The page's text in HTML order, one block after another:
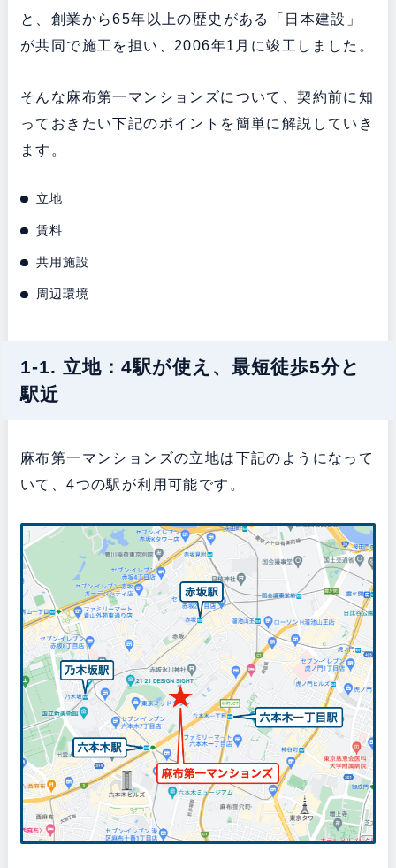
と、創業から65年以上の歴史がある「日本建設」
が共同で施工を担い、2006年1月に竣工しました。
そんな麻布第一マンションズについて、契約前に知
っておきたい下記のポイントを簡単に解説していき
ます。
立地
賃料
共用施設
周辺環境
1-1. 立地：4駅が使え、最短徒歩5分と
駅近
麻布第一マンションズの立地は下記のようになって
いて、4つの駅が利用可能です。